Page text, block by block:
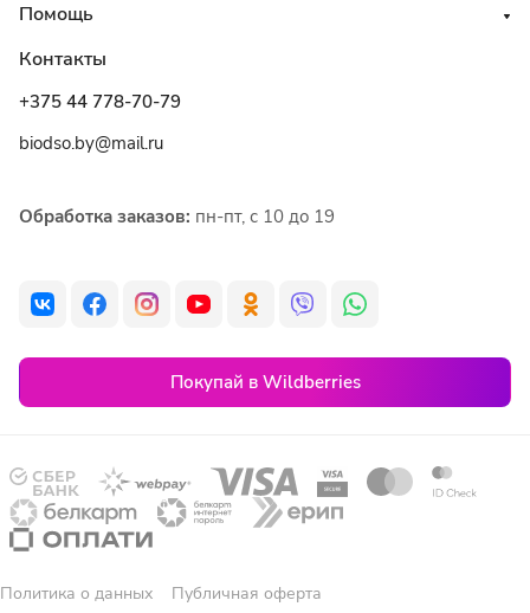
Помощь
Контакты
+375 44 778-70-79
biodso.by@mail.ru
Обработка заказов: пн-пт, с 10 до 19
Покупай в Wildberries
Политика о данных Публичная оферта